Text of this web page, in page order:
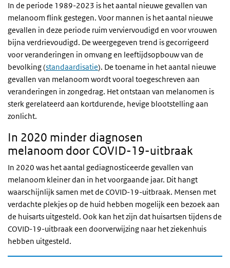
In de periode 1989-2023 is het aantal nieuwe gevallen van
melanoom flink gestegen. Voor mannen is het aantal nieuwe
gevallen in deze periode ruim verviervoudigd en voor vrouwen
bijna verdrievoudigd. De weergegeven trend is gecorrigeerd
voor veranderingen in omvang en leeftijdsopbouw van de
bevolking (standaardisatie). De toename in het aantal nieuwe
gevallen van melanoom wordt vooral toegeschreven aan
veranderingen in zongedrag. Het ontstaan van melanomen is
sterk gerelateerd aan kortdurende, hevige blootstelling aan
zonlicht.
In 2020 minder diagnosen
melanoom door COVID-19-uitbraak
In 2020 was het aantal gediagnosticeerde gevallen van
melanoom kleiner dan in het voorgaande jaar. Dit hangt
waarschijnlijk samen met de COVID-19-uitbraak. Mensen met
verdachte plekjes op de huid hebben mogelijk een bezoek aan
de huisarts uitgesteld. Ook kan het zijn dat huisartsen tijdens de
COVID-19-uitbraak een doorverwijzing naar het ziekenhuis
hebben uitgesteld.